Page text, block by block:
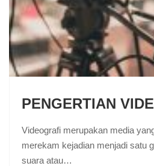
PENGERTIAN
Videografi merupakan media
merekam kejadian menjadi satu
suara atau…